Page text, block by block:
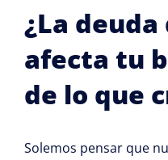
¿La deuda
afecta tu
de lo que
Solemos pensar que